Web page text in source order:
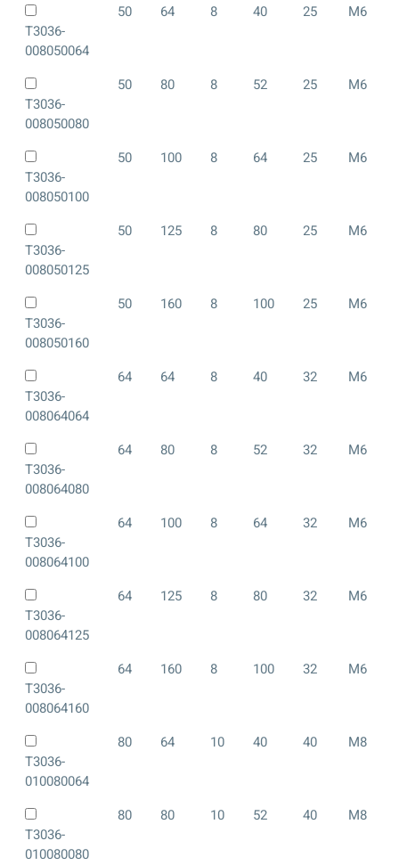
T3036-
008050064
50 64 8 40 25 M6
T3036-
008050080
50 80 8 52 25 M6
T3036-
008050100
50 100 8 64 25 M6
T3036-
008050125
50 125 8 80 25 M6
T3036-
008050160
50 160 8 100 25 M6
T3036-
008064064
64 64 8 40 32 M6
T3036-
008064080
64 80 8 52 32 M6
T3036-
008064100
64 100 8 64 32 M6
T3036-
008064125
64 125 8 80 32 M6
T3036-
008064160
64 160 8 100 32 M6
T3036-
010080064
80 64 10 40 40 M8
T3036-
010080080
80 80 10 52 40 M8